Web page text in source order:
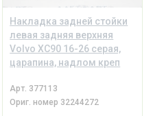
Накладка задней стойки
левая задняя верхняя
Volvo XC90 16-26 серая,
царапина, надлом креп
Арт. 377113
Ориг. номер 32244272